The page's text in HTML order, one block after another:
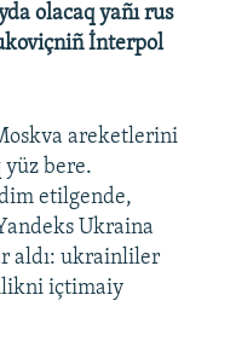
olacaq yañı rus
İnterpol
areketlerini
yüz bere.
etilgende,
Ukraina
aldı: ukrainliler
içtimaiy